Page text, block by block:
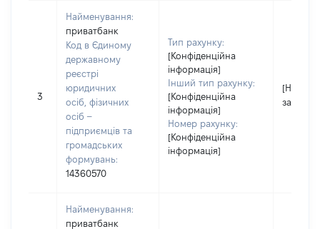
3
Найменування:
приватбанк
Код в Єдиному
державному
реєстрі
юридичних
осіб, фізичних
осіб –
підприємців та
громадських
формувань:
14360570
Тип рахунку:
[Конфіденційна
інформація]
Інший тип рахунку:
[Конфіденційна
інформація]
Номер рахунку:
[Конфіденційна
інформація]
[Не
Найменування:
приватбанк